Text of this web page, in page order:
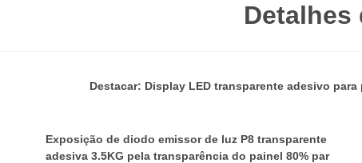
Destacar: Display LED transparente adesivo para
Exposição de diodo emissor de luz P8 transparente
adesiva 3.5KG pela transparência do painel 80% par